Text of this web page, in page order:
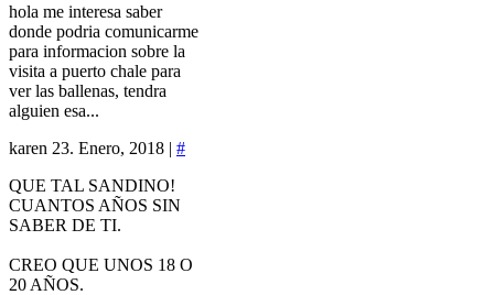
hola me interesa saber
donde podria comunicarme
para informacion sobre la
visita a puerto chale para
ver las ballenas, tendra
alguien esa...
karen 23. Enero, 2018 | #
QUE TAL SANDINO!
CUANTOS AÑOS SIN
SABER DE TI.
CREO QUE UNOS 18 O
20 AÑOS.